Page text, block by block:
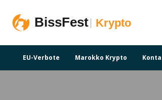
EU-Verbote Marokko Krypto